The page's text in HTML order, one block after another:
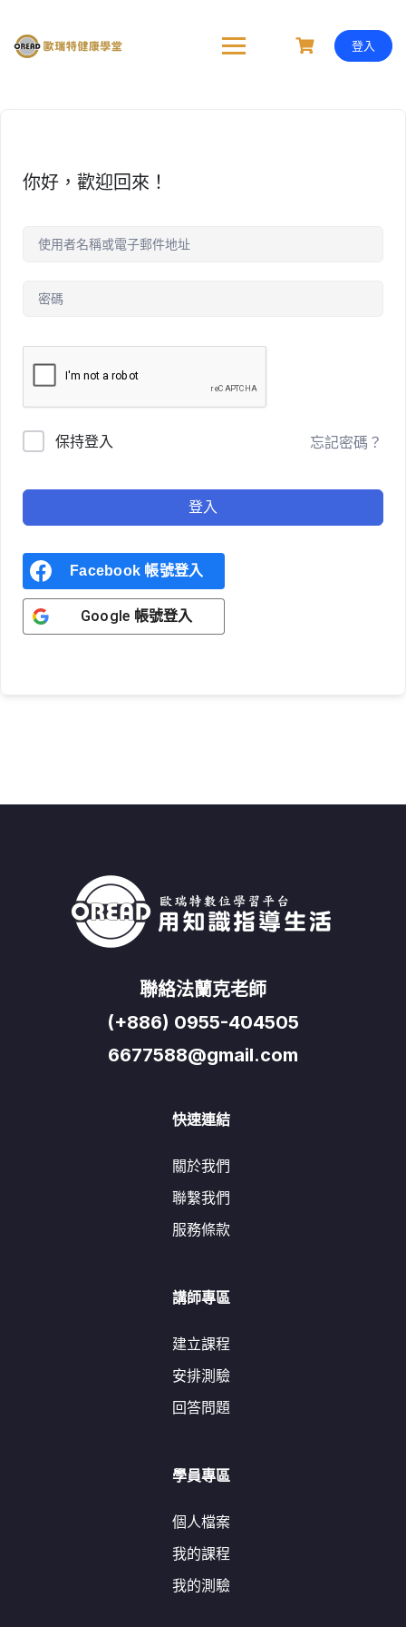
content
登入
你好，歡迎回來！
保持登入 忘記密碼？
登入
Facebook 帳號登入
Google 帳號登入
聯絡法蘭克老師
(+886) 0955-404505
6677588@gmail.com
快速連結
關於我們
聯繫我們
服務條款
講師專區
建立課程
安排測驗
回答問題
學員專區
個人檔案
我的課程
我的測驗